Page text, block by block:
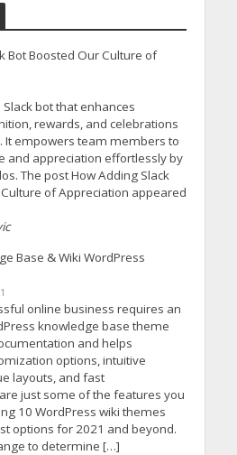
Bot Boosted Our Culture of
Slack bot that enhances
rewards, and celebrations
It empowers team members to
and appreciation effortlessly by
The post How Adding Slack
of Appreciation appeared
Base & Wiki WordPress
online business requires an
knowledge base theme
and helps
options, intuitive
layouts, and fast
just some of the features you
10 WordPress wiki themes
options for 2021 and beyond.
to determine […]